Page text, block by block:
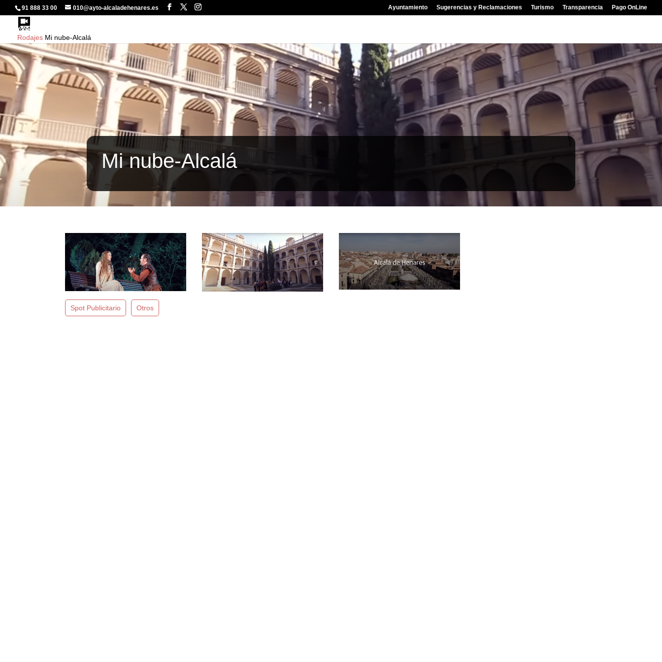
91 888 33 00 010@ayto-alcaladehenares.es Ayuntamiento Sugerencias y Reclamaciones Turismo Transparencia Pago OnLine
Rodajes Mi nube-Alcalá
Mi nube-Alcalá
Spot Publicitario Otros